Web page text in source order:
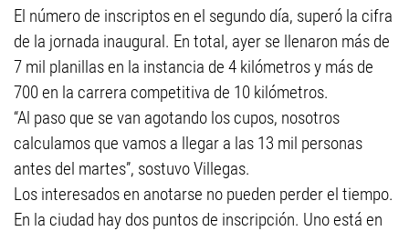
El número de inscriptos en el segundo día, superó la cifra
de la jornada inaugural. En total, ayer se llenaron más de
7 mil planillas en la instancia de 4 kilómetros y más de
700 en la carrera competitiva de 10 kilómetros.
“Al paso que se van agotando los cupos, nosotros
calculamos que vamos a llegar a las 13 mil personas
antes del martes”, sostuvo Villegas.
Los interesados en anotarse no pueden perder el tiempo.
En la ciudad hay dos puntos de inscripción. Uno está en